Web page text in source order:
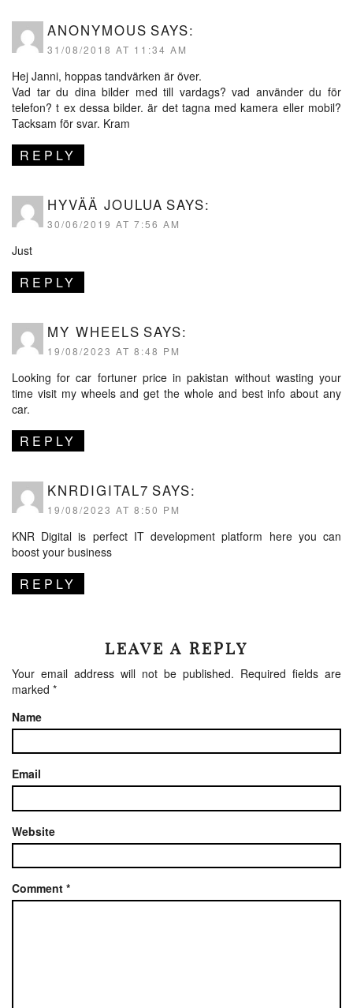
ANONYMOUS SAYS:
31/08/2018 AT 11:34 AM
Hej Janni, hoppas tandvärken är över.
Vad tar du dina bilder med till vardags? vad använder du för
telefon? t ex dessa bilder. är det tagna med kamera eller mobil?
Tacksam för svar. Kram
REPLY
HYVÄÄ JOULUA SAYS:
30/06/2019 AT 7:56 AM
Just
REPLY
MY WHEELS SAYS:
19/08/2023 AT 8:48 PM
Looking forcar fortuner price in pakistan without wasting your
time visit my wheels and get the whole and best info about any
car.
REPLY
KNRDIGITAL7 SAYS:
19/08/2023 AT 8:50 PM
KNR Digital is perfect IT development platform here you can
boost your business
REPLY
LEAVE A REPLY
Your email address will not be published. Required fields are
marked *
Name
Email
Website
Comment *